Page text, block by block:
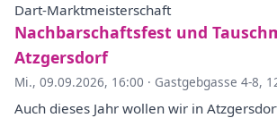
Dart-Marktmeisterschaft
Nachbarschaftsfest und
Atzgersdorf
Mi., 09.09.2026, 16:00 · Gastgebgasse 4-8,
Auch dieses Jahr wollen wir in